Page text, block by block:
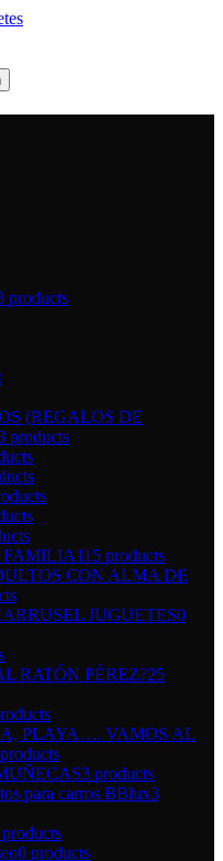
products
(REGALOS DE
products
FAMILIA115 products
CON ALMA DE
JUGUETES0
RATÓN PÉREZ?25
PLAYA…. VAMOS AL
3 products
para carros BBlux3
0 products